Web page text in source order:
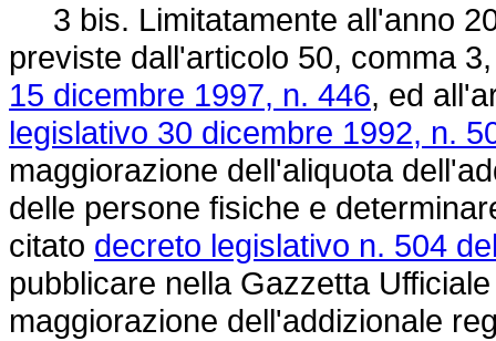
3 bis. Limitatamente all'anno
previste dall'articolo 50, comma
15 dicembre 1997, n. 446, ed
legislativo 30 dicembre 1992, n.
maggiorazione dell'aliquota
delle persone fisiche e
citato decreto legislativo n. 504
pubblicare nella Gazzetta
maggiorazione dell'addizionale